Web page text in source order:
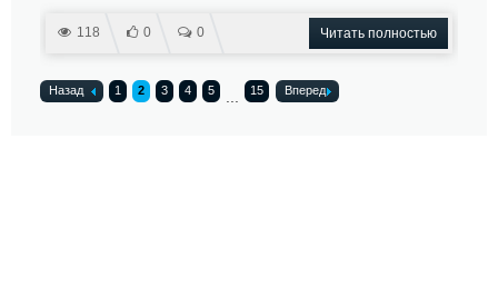
118 0 0 Читать полностью
Назад 1 2 3 4 5 15 Вперед